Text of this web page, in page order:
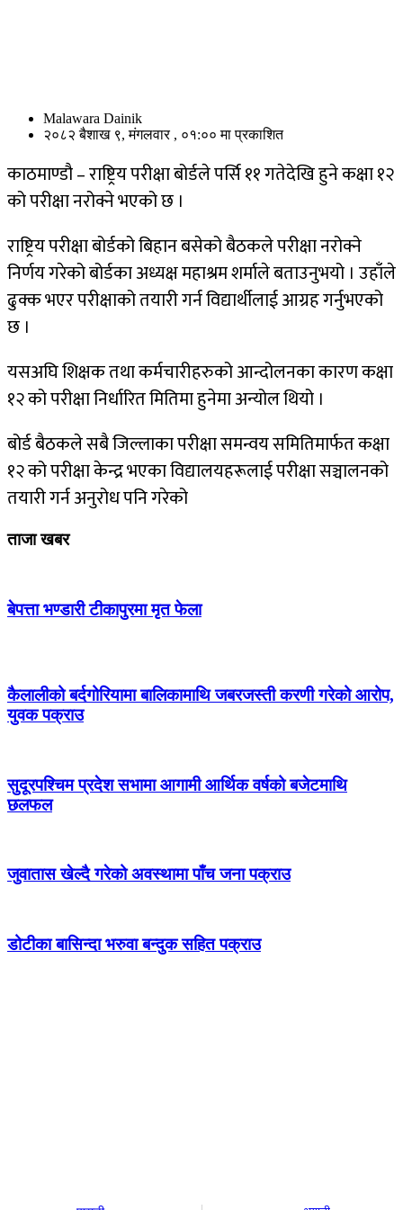
Malawara Dainik
२०८२ बैशाख ९, मंगलवार , ०१:०० मा प्रकाशित
काठमाण्डौ – राष्ट्रिय परीक्षा बोर्डले पर्सि ११ गतेदेखि हुने कक्षा १२
को परीक्षा नरोक्ने भएको छ ।
राष्ट्रिय परीक्षा बोर्डको बिहान बसेको बैठकले परीक्षा नरोक्ने
निर्णय गरेको बोर्डका अध्यक्ष महाश्रम शर्माले बताउनुभयो । उहाँले
ढुक्क भएर परीक्षाको तयारी गर्न विद्यार्थीलाई आग्रह गर्नुभएको
छ ।
यसअघि शिक्षक तथा कर्मचारीहरुको आन्दोलनका कारण कक्षा
१२ को परीक्षा निर्धारित मितिमा हुनेमा अन्योल थियो ।
बोर्ड बैठकले सबै जिल्लाका परीक्षा समन्वय समितिमार्फत कक्षा
१२ को परीक्षा केन्द्र भएका विद्यालयहरूलाई परीक्षा सञ्चालनको
तयारी गर्न अनुरोध पनि गरेको
ताजा खबर
बेपत्ता भण्डारी टीकापुरमा मृत फेला
कैलालीको बर्दगोरियामा बालिकामाथि जबरजस्ती करणी गरेको आरोप,
युवक पक्राउ
सुदूरपश्चिम प्रदेश सभामा आगामी आर्थिक वर्षको बजेटमाथि
छलफल
जुवातास खेल्दै गरेको अवस्थामा पाँच जना पक्राउ
डोटीका बासिन्दा भरुवा बन्दुक सहित पक्राउ